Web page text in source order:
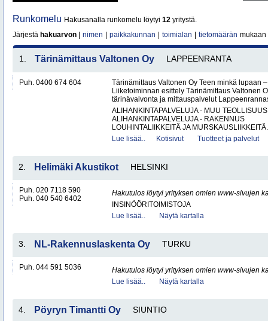
Runkomelu Hakusanalla runkomelu löytyi 12 yritystä.
Järjestä hakuarvon nimen paikkakunnan toimialan tietomäärän mukaan
1. Tärinämittaus Valtonen Oy LAPPEENRANTA
Puh. 0400 674 604
Tärinämittaus Valtonen Oy Teen minkä lupaan
Liiketoiminnan esittely Tärinämittaus Valtonen
tärinävalvonta ja mittauspalvelut
ALIHANKINTAPALVELUJA - MUU TEOLLISUUS
ALIHANKINTAPALVELUJA - RAKENNUS
LOUHINTALIIKKEITÄ JA
Lue lisää..
Kotisivut Tuotteet ja palvelut
2. Helimäki Akustikot HELSINKI
Puh. 020 7118 590
Puh. 040 540 6402
Hakutulos löytyi yrityksen omien www-sivujen
INSINÖÖRITOIMISTOJA
Lue lisää..
Näytä kartalla
3. NL-Rakennuslaskenta Oy TURKU
Puh. 044 591 5036
Hakutulos löytyi yrityksen omien www-sivujen
Lue lisää..
Näytä kartalla
4. Pöyryn Timantti Oy SIUNTIO